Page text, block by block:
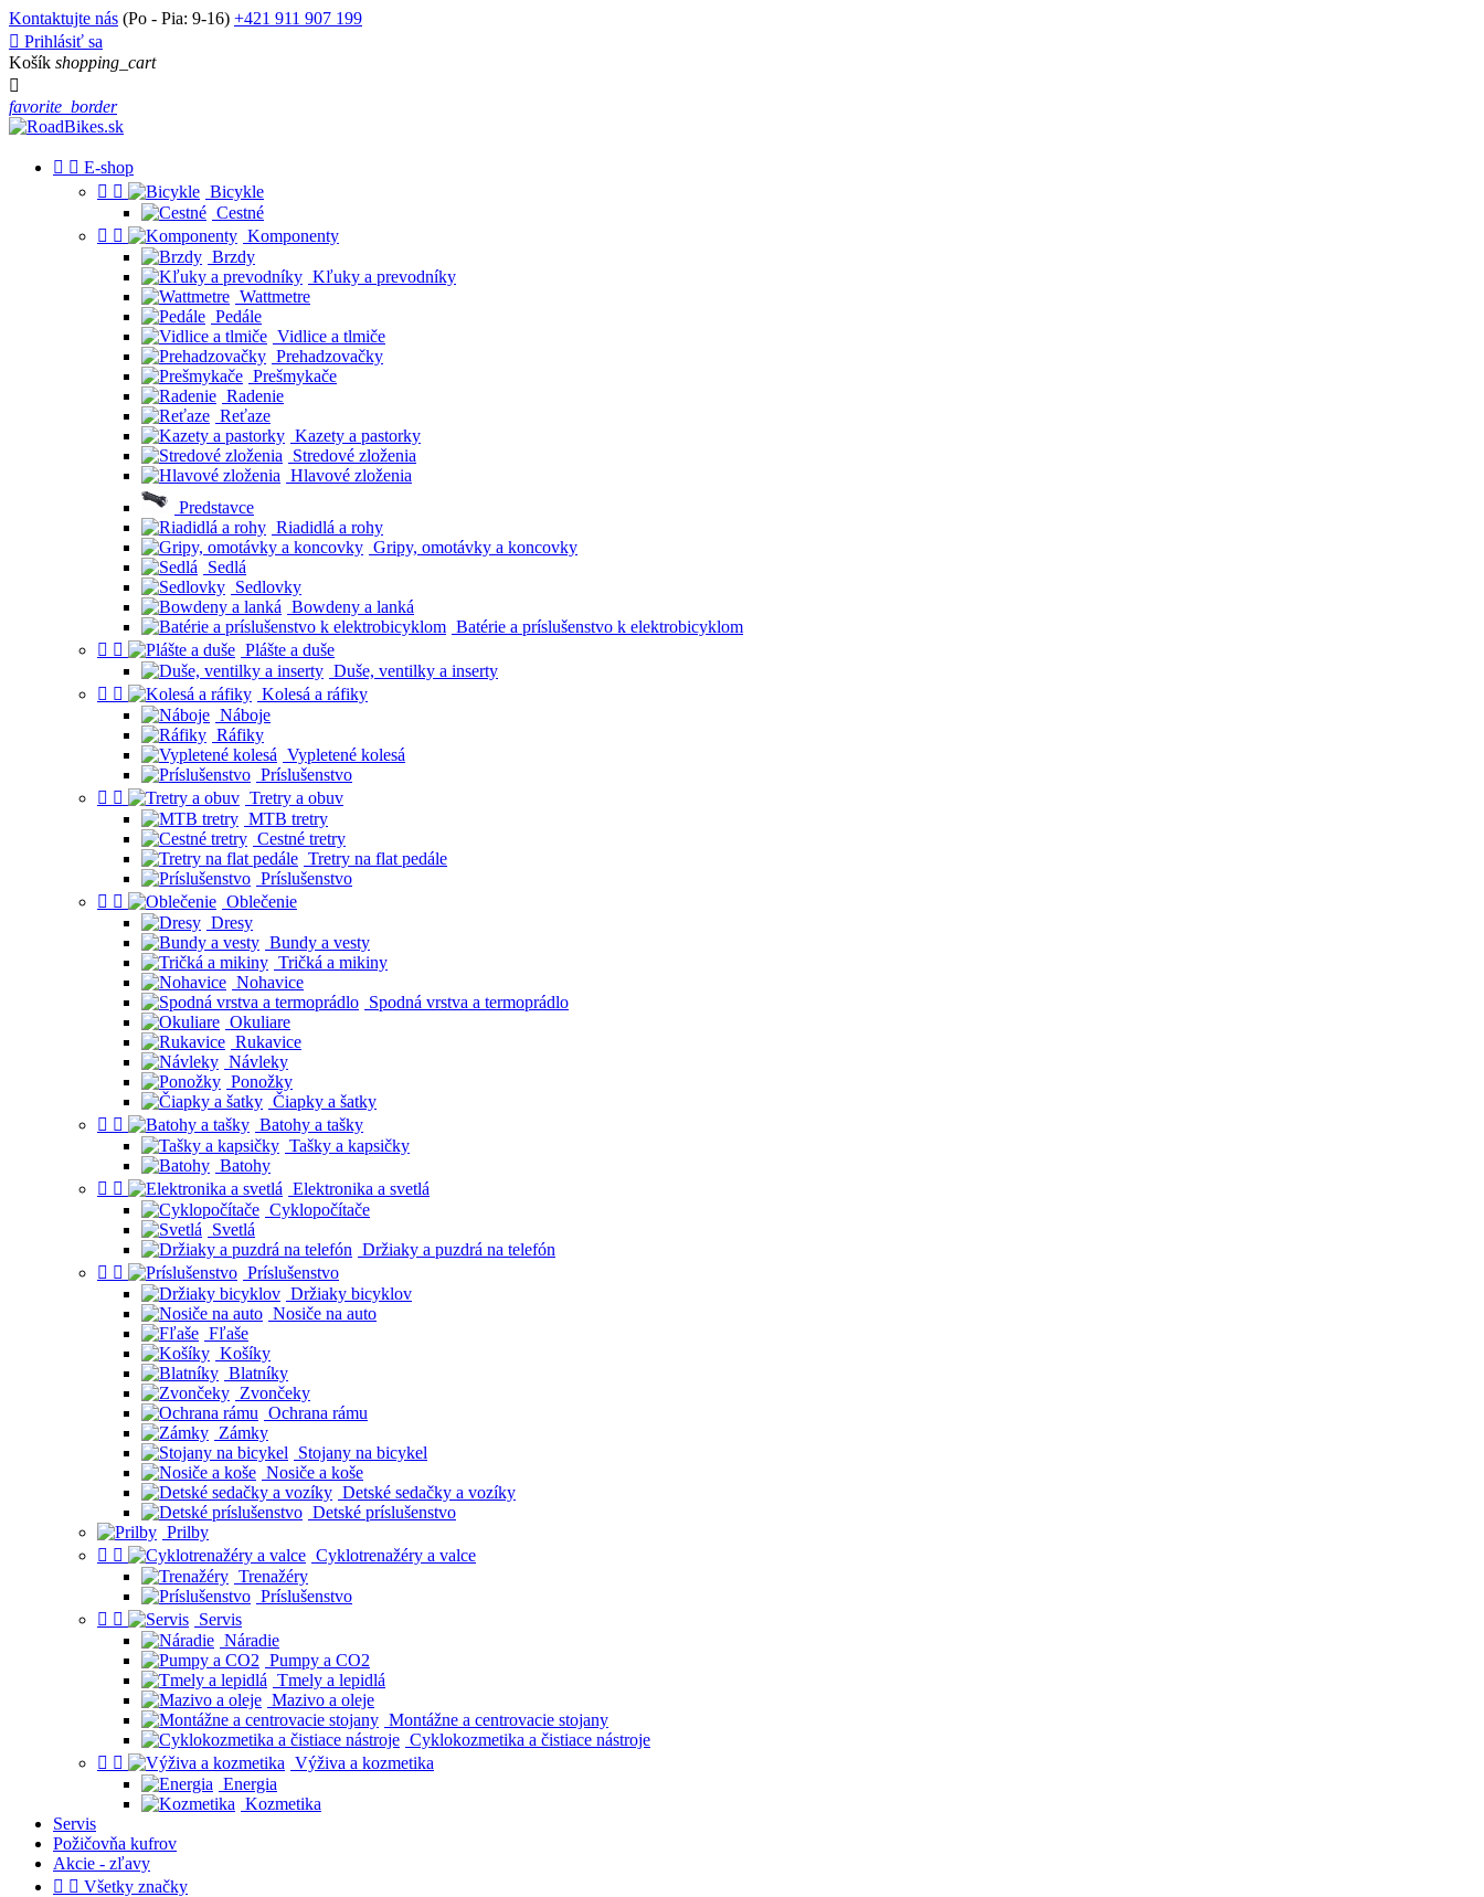
Kontaktujte nás (Po - Pia: 9-16) +421 911 907 199
 Prihlásiť sa
Košík shopping_cart

favorite_border
  E-shop
 
Bicykle
Cestné
 
Komponenty
Brzdy
Kľuky a prevodníky
Wattmetre
Pedále
Vidlice a tlmiče
Prehadzovačky
Prešmykače
Radenie
Reťaze
Kazety a pastorky
Stredové zloženia
Hlavové zloženia
Predstavce
Riadidlá a rohy
Gripy, omotávky a koncovky
Sedlá
Sedlovky
Bowdeny a lanká
Batérie a príslušenstvo k elektrobicyklom
 
Plášte a duše
Duše, ventilky a inserty
 
Kolesá a ráfiky
Náboje
Ráfiky
Vypletené kolesá
Príslušenstvo
 
Tretry a obuv
MTB tretry
Cestné tretry
Tretry na flat pedále
Príslušenstvo
 
Oblečenie
Dresy
Bundy a vesty
Tričká a mikiny
Nohavice
Spodná vrstva a termoprádlo
Okuliare
Rukavice
Návleky
Ponožky
Čiapky a šatky
 
Batohy a tašky
Tašky a kapsičky
Batohy
 
Elektronika a svetlá
Cyklopočítače
Svetlá
Držiaky a puzdrá na telefón
 
Príslušenstvo
Držiaky bicyklov
Nosiče na auto
Fľaše
Košíky
Blatníky
Zvončeky
Ochrana rámu
Zámky
Stojany na bicykel
Nosiče a koše
Detské sedačky a vozíky
Detské príslušenstvo
Prilby
 
Cyklotrenažéry a valce
Trenažéry
Príslušenstvo
 
Servis
Náradie
Pumpy a CO2
Tmely a lepidlá
Mazivo a oleje
Montážne a centrovacie stojany
Cyklokozmetika a čistiace nástroje
 
Výživa a kozmetika
Energia
Kozmetika
Servis
Požičovňa kufrov
Akcie - zľavy
  Všetky značky